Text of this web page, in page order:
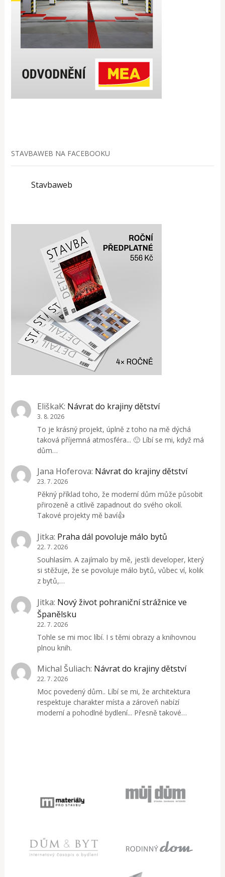
STAVBAWEB NA FACEBOOKU
Stavbaweb
EliškaK: Návrat do krajiny dětství
3. 8. 2026
To je krásný projekt, úplně z toho na mě dýchá
taková příjemná atmosféra... 🙂 Líbí se mi, když má
dům…
Jana Hoferova: Návrat do krajiny dětství
23. 7. 2026
Pěkný příklad toho, že moderní dům může působit
přirozeně a citlivě zapadnout do svého okolí.
Takové projekty mě baví👍
Jitka: Praha dál povoluje málo bytů
22. 7. 2026
Souhlasím. A zajímalo by mě, jestli developer, který
si stěžuje, že se povoluje málo bytů, vůbec ví, kolik
z bytů,…
Jitka: Nový život pohraniční strážnice ve
Španělsku
22. 7. 2026
Tohle se mi moc líbí. I s těmi obrazy a knihovnou
plnou knih.
Michal Šuliach: Návrat do krajiny dětství
22. 7. 2026
Moc povedený dům.. Líbí se mi, že architektura
respektuje charakter místa a zároveň nabízí
moderní a pohodlné bydlení... Přesně takové…